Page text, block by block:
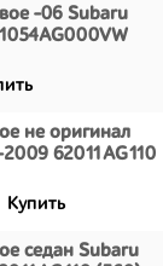
-06 Subaru
не оригинал
62011AG110
Купить
седан Subaru